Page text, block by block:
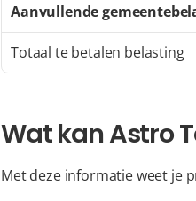
Aanvullende
Totaal te betalen belasting
Wat kan Astro
Met deze informatie weet je